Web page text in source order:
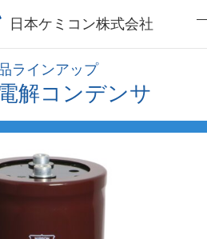
日本ケミコン株式会社
ラインアップ
解コンデンサ